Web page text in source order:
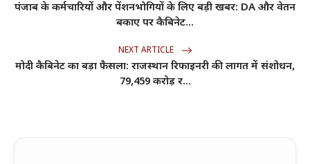
पंजाब के कर्मचारियों और पेंशनभोगियों के लिए बड़ी खबर: DA और वेतन
बकाए पर कैबिनेट...
NEXT ARTICLE
मोदी कैबिनेट का बड़ा फैसला: राजस्थान रिफाइनरी की लागत में संशोधन,
79,459 करोड़ र...